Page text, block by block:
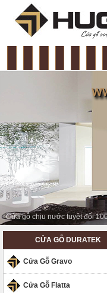
slide
CỬA GỖ DURATEK
Cửa Gỗ Gravo
Cửa Gỗ Flatta